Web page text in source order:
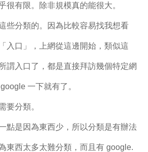
很有限。除非規模真的能很大。
些分類的。因為比較容易找我想看
入口」，上網從這邊開始，類似這
謂入口了，都是直接拜訪幾個特定網
一下就有了。
要分類。
點是因為東西少，所以分類是有辦法
東西太多太難分類，而且有 google.